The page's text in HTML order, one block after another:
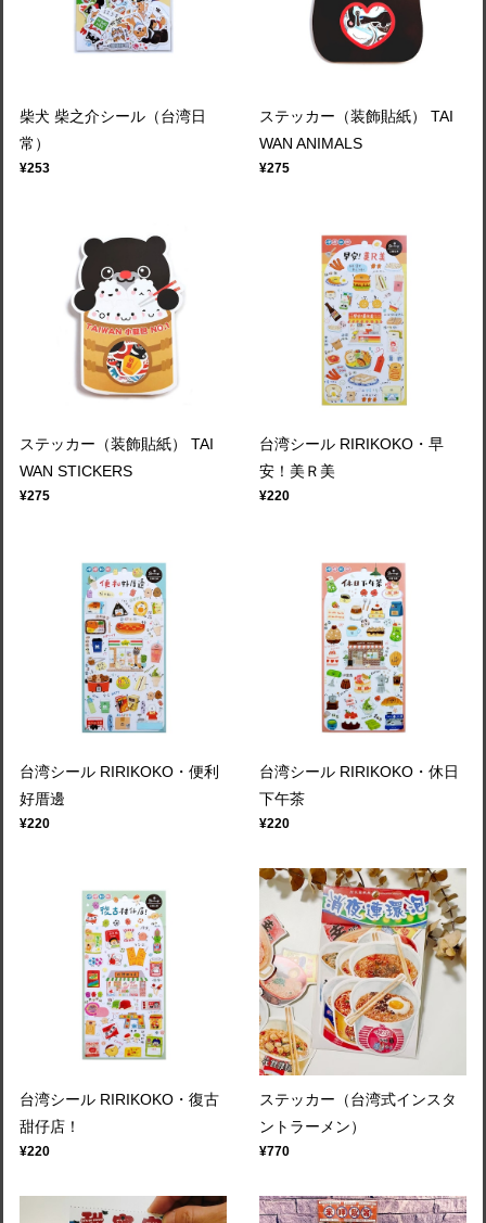
柴犬 柴之介シール（台湾日
常）
¥253
ステッカー（装飾貼紙） TAI
WAN ANIMALS
¥275
ステッカー（装飾貼紙） TAI
WAN STICKERS
¥275
台湾シール RIRIKOKO・早
安！美Ｒ美
¥220
台湾シール RIRIKOKO・便利
好厝邊
¥220
台湾シール RIRIKOKO・休日
下午茶
¥220
台湾シール RIRIKOKO・復古
甜仔店！
¥220
ステッカー（台湾式インスタ
ントラーメン）
¥770